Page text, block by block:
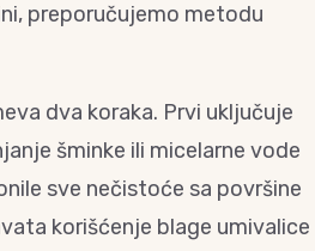
preporučujemo metodu
dva koraka. Prvi uključuje
šminke ili micelarne vode
sve nečistoće sa površine
korišćenje blage umivalice